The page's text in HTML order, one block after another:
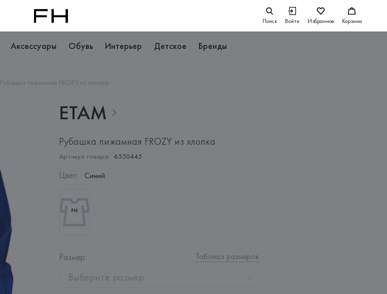
Поиск Войти Избранное Корзина
Аксессуары Обувь Интерьер Детское Бренды
Рубашка пижамная FROZY из хлопка
ETAM
Рубашка пижамная FROZY из хлопка
Артикул товара: 6550445
Цвет: Синий
Размер: Таблица размеров
Выберите размер